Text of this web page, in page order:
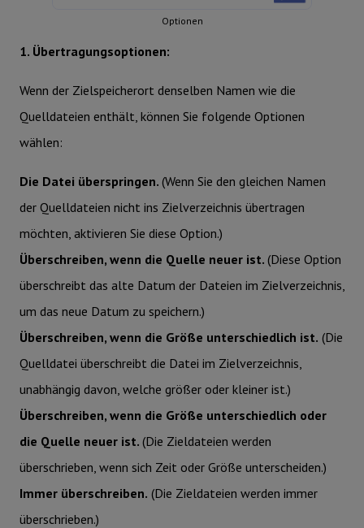
Optionen
1. Übertragungsoptionen:
Wenn der Zielspeicherort denselben Namen wie die
Quelldateien enthält, können Sie folgende Optionen
wählen:
Die Datei überspringen. (Wenn Sie den gleichen Namen
der Quelldateien nicht ins Zielverzeichnis übertragen
möchten, aktivieren Sie diese Option.)
Überschreiben, wenn die Quelle neuer ist. (Diese Option
überschreibt das alte Datum der Dateien im Zielverzeichnis,
um das neue Datum zu speichern.)
Überschreiben, wenn die Größe unterschiedlich ist. (Die
Quelldatei überschreibt die Datei im Zielverzeichnis,
unabhängig davon, welche größer oder kleiner ist.)
Überschreiben, wenn die Größe unterschiedlich oder
die Quelle neuer ist. (Die Zieldateien werden
überschrieben, wenn sich Zeit oder Größe unterscheiden.)
Immer überschreiben. (Die Zieldateien werden immer
überschrieben.)